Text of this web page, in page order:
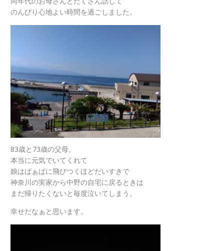
のんびり心地よい時間を過ごしました。
83歳と73歳の父母。
本当に元気でいてくれて
娘はばぁばに飛びつくほどだいすきで
神奈川の実家から中野の自宅に戻るときは
まだ帰りたくないと毎度泣いてしまう。
幸せだなぁと思います。